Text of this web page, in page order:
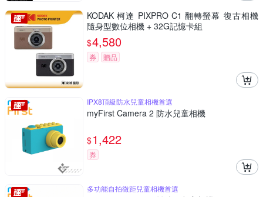
KODAK 柯達 PIXPRO C1 翻轉螢幕 復古相機
隨身型數位相機 + 32G記憶卡組
$4,580
券 贈品
IPX8頂級防水兒童相機首選
myFirst Camera 2 防水兒童相機
$1,422
券
多功能自拍微距兒童相機首選